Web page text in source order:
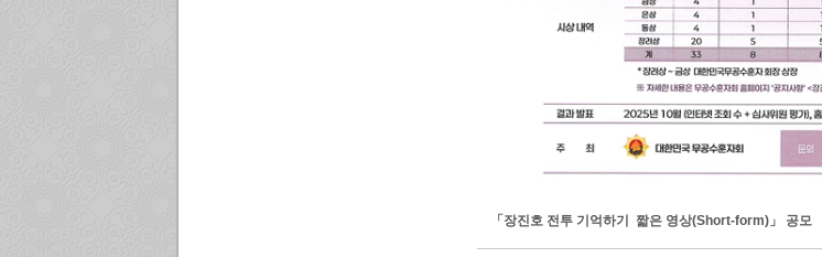
「장진호 전투 기억하기 짧은 영상(Short-form)」 공모